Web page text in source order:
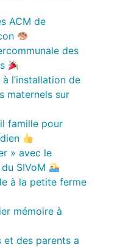
ACM de
des
l’installation de
maternels sur
famille pour
» avec le
SIVoM
à la petite ferme
mémoire à
et des parents a